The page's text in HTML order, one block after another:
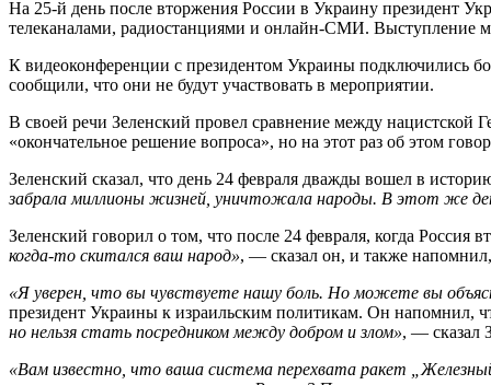
На 25-й день после вторжения России в Украину президент
телеканалами, радиостанциями и онлайн-СМИ. Выступление
К видеоконференции с президентом Украины подключились
сообщили, что они не будут участвовать в мероприятии.
В своей речи Зеленский провел сравнение между
«окончательное решение вопроса», но на этот раз об этом
Зеленский сказал, что день 24 февраля дважды вошел в
забрала миллионы жизней, уничтожала народы. В этот же
Зеленский говорил о том, что после 24 февраля, когда
когда-то скитался ваш народ», — сказал он, и также
«Я уверен, что вы чувствуете нашу боль. Но можете вы
президент Украины к израильским политикам. Он напомнил,
но нельзя стать посредником между добром и злом», — сказал
«Вам известно, что ваша система перехвата ракет